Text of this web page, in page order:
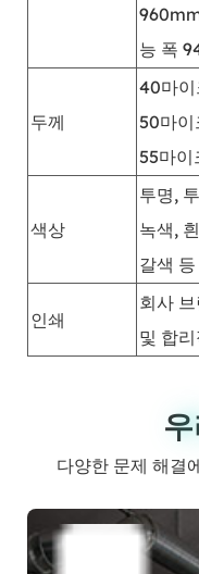
능 폭
두께
40마이
50마이
55마
색상
투명,
녹색,
갈색 등
인쇄
회사
및 합
다양한 문제 해결